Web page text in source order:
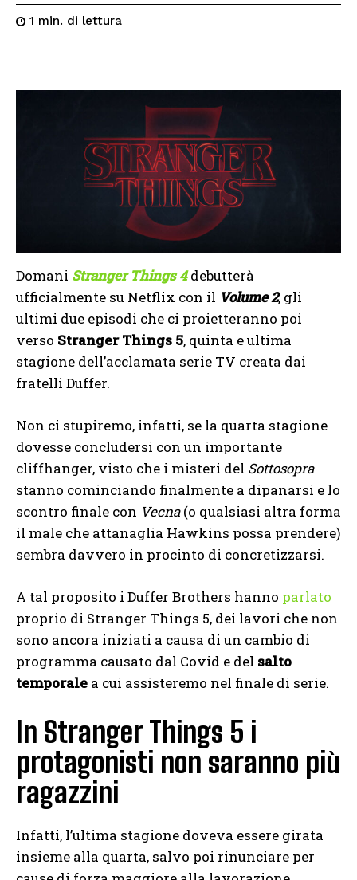
1 min. di lettura
Domani Stranger Things 4debutterà
ufficialmente su Netflix con il Volume 2, gli
ultimi due episodi che ci proietteranno poi
verso Stranger Things 5, quinta e ultima
stagione dell’acclamata serie TV creata dai
fratelli Duffer.
Non ci stupiremo, infatti, se la quarta stagione
dovesse concludersi con un importante
cliffhanger, visto che i misteri del Sottosopra
stanno cominciando finalmente a dipanarsi e lo
scontro finale con Vecna(o qualsiasi altra forma
il male che attanaglia Hawkins possa prendere)
sembra davvero in procinto di concretizzarsi.
A tal proposito i Duffer Brothers hanno parlato
proprio di Stranger Things 5, dei lavori che non
sono ancora iniziati a causa di un cambio di
programma causato dal Covid e del salto
temporale a cui assisteremo nel finale di serie.
In Stranger Things 5 i
protagonisti non saranno più
ragazzini
Infatti, l’ultima stagione doveva essere girata
insieme alla quarta, salvo poi rinunciare per